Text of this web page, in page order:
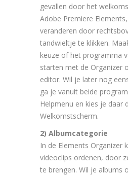
gevallen door het
Adobe Premiere
veranderen door
tandwieltje te klikken.
keuze of het programma
starten met de Organizer
editor. Wil je later nog
ga je vanuit beide
Helpmenu en kies je daar
Welkomstscherm.
2) Albumcategorie
In de Elements Organizer
videoclips ordenen, door
te brengen. Wil je albums